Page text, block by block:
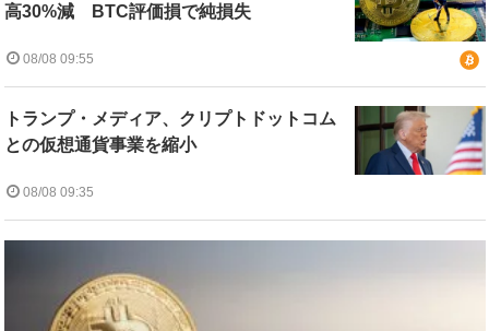
高30%減 BTC評価損で純損失
08/08 09:55
トランプ・メディア、クリプトドットコム
との仮想通貨事業を縮小
08/08 09:35